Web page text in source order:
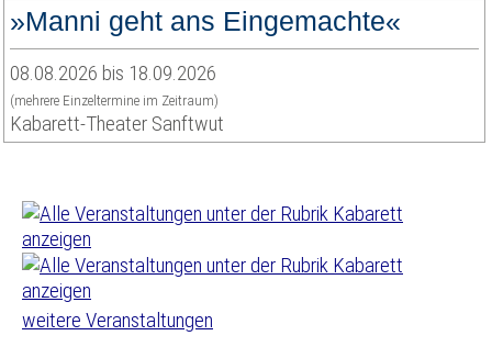
»Manni geht ans Eingemachte«
08.08.2026 bis 18.09.2026
(mehrere Einzeltermine im Zeitraum)
Kabarett-Theater Sanftwut
weitere Veranstaltungen